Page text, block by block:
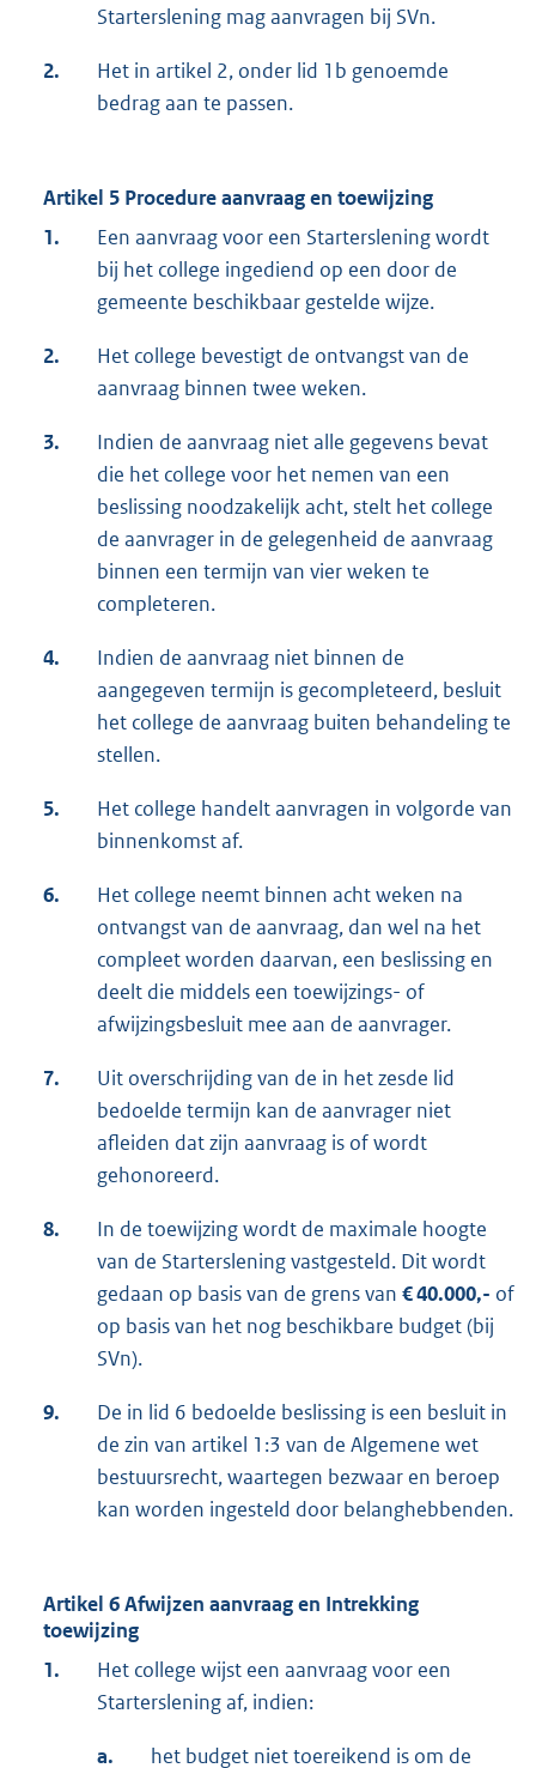
Starterslening mag aanvragen bij SVn.
2.
Het in artikel 2, onder lid 1b genoemde
bedrag aan te passen.
Artikel 5 Procedure aanvraag en toewijzing
1.
Een aanvraag voor een Starterslening wordt
bij het college ingediend op een door de
gemeente beschikbaar gestelde wijze.
2.
Het college bevestigt de ontvangst van de
aanvraag binnen twee weken.
3.
Indien de aanvraag niet alle gegevens bevat
die het college voor het nemen van een
beslissing noodzakelijk acht, stelt het college
de aanvrager in de gelegenheid de aanvraag
binnen een termijn van vier weken te
completeren.
4.
Indien de aanvraag niet binnen de
aangegeven termijn is gecompleteerd, besluit
het college de aanvraag buiten behandeling te
stellen.
5.
Het college handelt aanvragen in volgorde van
binnenkomst af.
6.
Het college neemt binnen acht weken na
ontvangst van de aanvraag, dan wel na het
compleet worden daarvan, een beslissing en
deelt die middels een toewijzings- of
afwijzingsbesluit mee aan de aanvrager.
7.
Uit overschrijding van de in het zesde lid
bedoelde termijn kan de aanvrager niet
afleiden dat zijn aanvraag is of wordt
gehonoreerd.
8.
In de toewijzing wordt de maximale hoogte
van de Starterslening vastgesteld. Dit wordt
gedaan op basis van de grens van € 40.000,- of
op basis van het nog beschikbare budget (bij
SVn).
9.
De in lid 6 bedoelde beslissing is een besluit in
de zin van artikel 1:3 van de Algemene wet
bestuursrecht, waartegen bezwaar en beroep
kan worden ingesteld door belanghebbenden.
Artikel 6 Afwijzen aanvraag en Intrekking
toewijzing
1.
Het college wijst een aanvraag voor een
Starterslening af, indien:
a. het budget niet toereikend is om de